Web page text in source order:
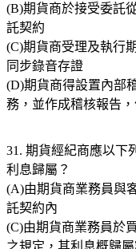
(B)期貨商於接受委託
託契約
(C)期貨商受理及執行
同步錄音存證
(D)期貨商得設置內部
務，並作成稽核報告
31. 期貨經紀商應以下
利息歸屬？
(A)由期貨商業務員與
託契約內
(C)由期貨商業務員於
之規定，其利息概歸